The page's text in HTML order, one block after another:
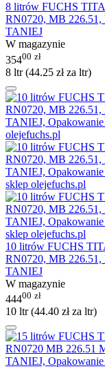
8 litrów FUCHS
RN0720, MB
TANIEJ
W magazynie
35400 zł
8 ltr (44.25 złza ltr)
10 litrów FUCHS
RN0720, MB
TANIEJ
W magazynie
44400 zł
10 ltr (44.40 złza ltr)